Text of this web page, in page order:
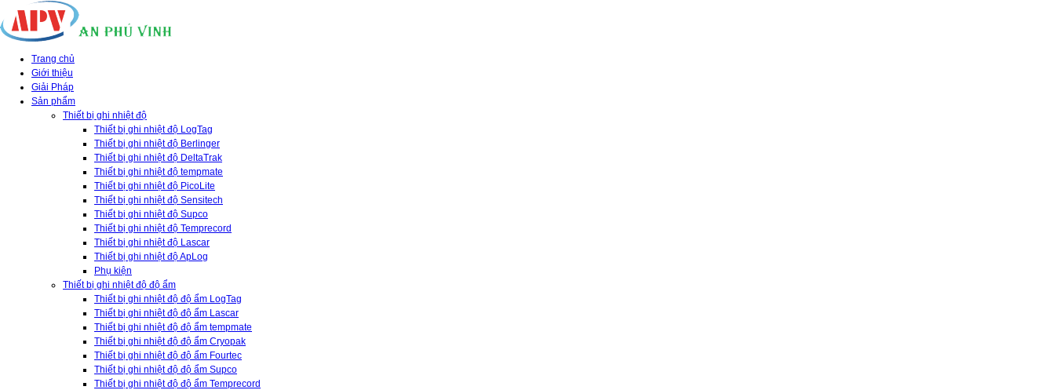
Trang chủ
Giới thiệu
Giải Pháp
Sản phẩm
Thiết bị ghi nhiệt độ
Thiết bị ghi nhiệt độ LogTag
Thiết bị ghi nhiệt độ Berlinger
Thiết bị ghi nhiệt độ DeltaTrak
Thiết bị ghi nhiệt độ tempmate
Thiết bị ghi nhiệt độ PicoLite
Thiết bị ghi nhiệt độ Sensitech
Thiết bị ghi nhiệt độ Supco
Thiết bị ghi nhiệt độ Temprecord
Thiết bị ghi nhiệt độ Lascar
Thiết bị ghi nhiệt độ ApLog
Phụ kiện
Thiết bị ghi nhiệt độ độ ẩm
Thiết bị ghi nhiệt độ độ ẩm LogTag
Thiết bị ghi nhiệt độ độ ẩm Lascar
Thiết bị ghi nhiệt độ độ ẩm tempmate
Thiết bị ghi nhiệt độ độ ẩm Cryopak
Thiết bị ghi nhiệt độ độ ẩm Fourtec
Thiết bị ghi nhiệt độ độ ẩm Supco
Thiết bị ghi nhiệt độ độ ẩm Temprecord